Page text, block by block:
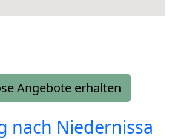
Angebote erhalten
nach Niedernissa